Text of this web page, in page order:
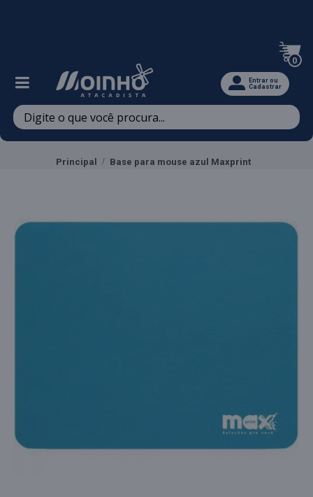
0
Entrar ou
Cadastrar
Principal Base para mouse azul Maxprint